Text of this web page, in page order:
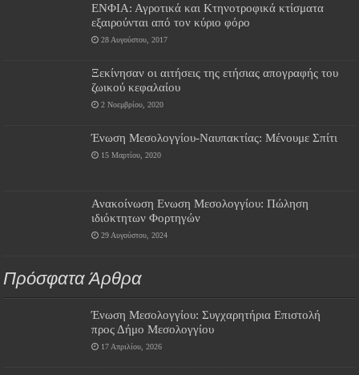
ΕΝΦΙΑ: Αγροτικά και Κτηνοτροφικά κτίσματα
εξαιρούνται από τον κύριο φόρο
28 Αυγούστου, 2017
Ξεκίνησαν οι αιτήσεις της ετήσιας απογραφής του
ζωικού κεφαλαίου
2 Νοεμβρίου, 2020
Ένωση Μεσολογγίου-Ναυπακτίας: Μένουμε Σπίτι
15 Μαρτίου, 2020
Ανακοίνωση Ενωση Μεσολογγίου: Πώληση
ιδιόκτητων Φορτηγών
29 Αυγούστου, 2024
Πρόσφατα Άρθρα
Ένωση Μεσολογγίου: Συγχαρητήρια Επιστολή
προς Δήμο Μεσολογγίου
17 Απριλίου, 2026